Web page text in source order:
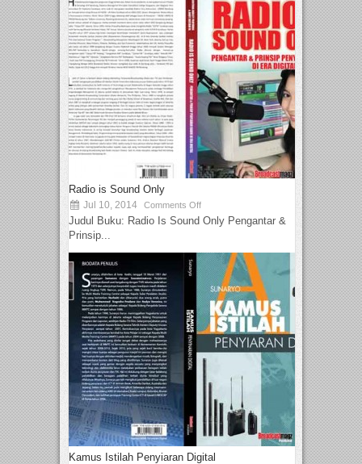
Radio is Sound Only
Jul 10, 2014 Comments Off
Judul Buku: Radio Is Sound Only Pengantar &
Prinsip...
Kamus Istilah Penyiaran Digital